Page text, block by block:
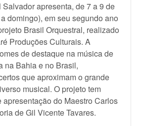
apresenta, de 7 a 9 de
domingo), em seu segundo ano
Brasil Orquestral, realizado
Produções Culturais. A
de destaque na música de
na Bahia e no Brasil,
que aproximam o grande
musical. O projeto tem
do Maestro Carlos
de Gil Vicente Tavares.